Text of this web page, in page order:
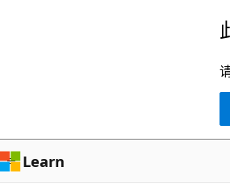
容
Learn